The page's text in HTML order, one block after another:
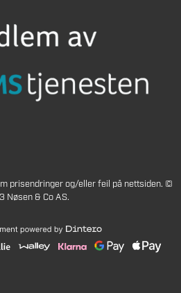
prisendringer og/eller feil på nettsiden. ©
Nøsen & Co AS.